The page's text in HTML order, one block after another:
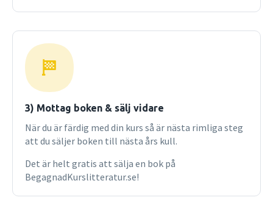
3) Mottag boken & sälj vidare
När du är färdig med din kurs så är nästa rimliga steg
att du säljer boken till nästa års kull.
Det är helt gratis att sälja en bok på
BegagnadKurslitteratur.se!